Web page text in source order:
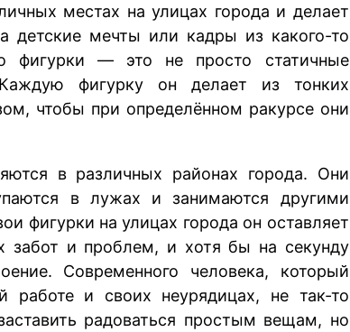
местах на улицах города и делает
детские мечты или кадры из какого-то
фигурки — это не просто статичные
фигурку он делает из тонких
чтобы при определённом ракурсе они
в различных районах города. Они
в лужах и занимаются другими
фигурки на улицах города он оставляет
забот и проблем, и хотя бы на секунду
Современного человека, который
работе и своих неурядицах, не так-то
радоваться простым вещам, но